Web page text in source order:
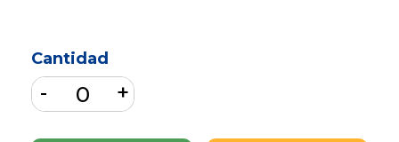
Cantidad